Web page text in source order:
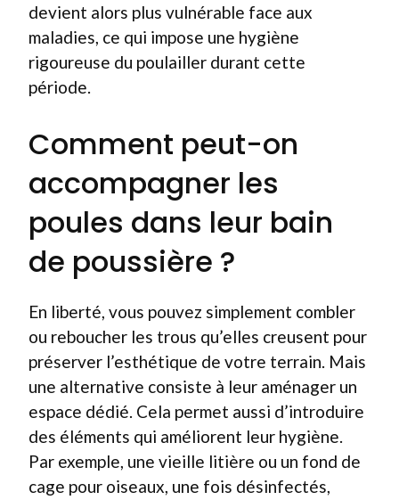
devient alors plus vulnérable face aux
maladies, ce qui impose une hygiène
rigoureuse du poulailler durant cette
période.
Comment peut-on
accompagner les
poules dans leur bain
de poussière ?
En liberté, vous pouvez simplement combler
ou reboucher les trous qu’elles creusent pour
préserver l’esthétique de votre terrain. Mais
une alternative consiste à leur aménager un
espace dédié. Cela permet aussi d’introduire
des éléments qui améliorent leur hygiène.
Par exemple, une vieille litière ou un fond de
cage pour oiseaux, une fois désinfectés,